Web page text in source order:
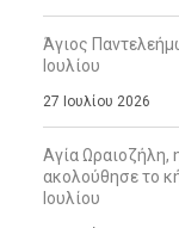
Άγιος
Ιουλίου
27 Ιουλίου 2026
Αγία Ωραιοζήλη,
ακολούθησε το
Ιουλίου